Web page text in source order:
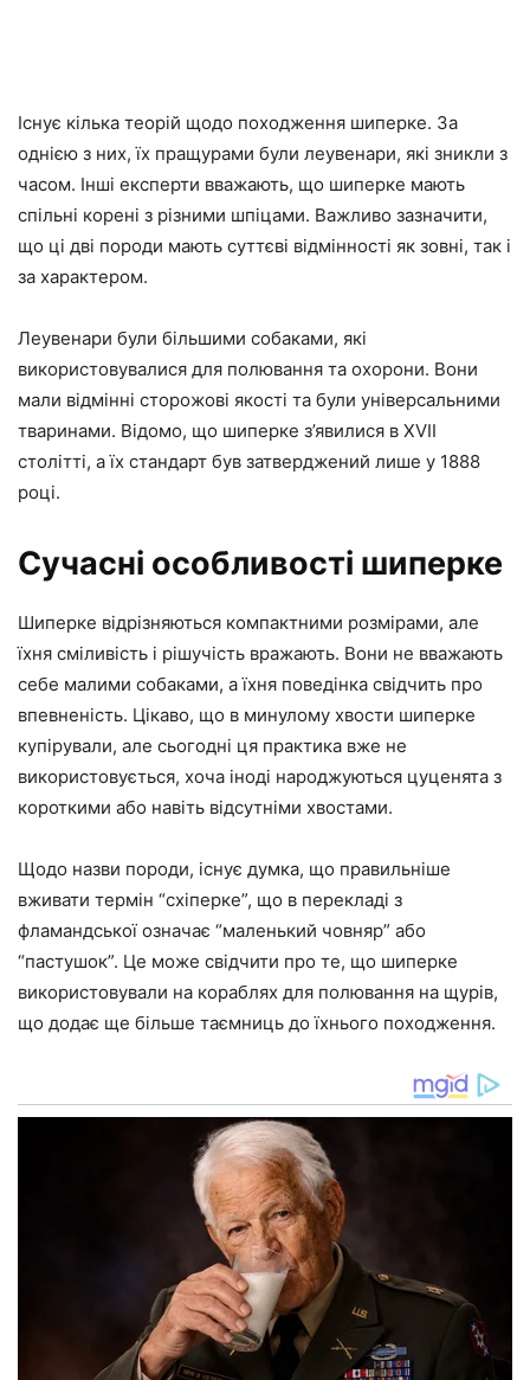
Існує кілька теорій щодо походження шиперке. За
однією з них, їх пращурами були леувенари, які зникли з
часом. Інші експерти вважають, що шиперке мають
спільні корені з різними шпіцами. Важливо зазначити,
що ці дві породи мають суттєві відмінності як зовні, так і
за характером.
Леувенари були більшими собаками, які
використовувалися для полювання та охорони. Вони
мали відмінні сторожові якості та були універсальними
тваринами. Відомо, що шиперке з’явилися в XVII
столітті, а їх стандарт був затверджений лише у 1888
році.
Сучасні особливості шиперке
Шиперке відрізняються компактними розмірами, але
їхня сміливість і рішучість вражають. Вони не вважають
себе малими собаками, а їхня поведінка свідчить про
впевненість. Цікаво, що в минулому хвости шиперке
купірували, але сьогодні ця практика вже не
використовується, хоча іноді народжуються цуценята з
короткими або навіть відсутніми хвостами.
Щодо назви породи, існує думка, що правильніше
вживати термін “схіперке”, що в перекладі з
фламандської означає “маленький човняр” або
“пастушок”. Це може свідчити про те, що шиперке
використовували на кораблях для полювання на щурів,
що додає ще більше таємниць до їхнього походження.